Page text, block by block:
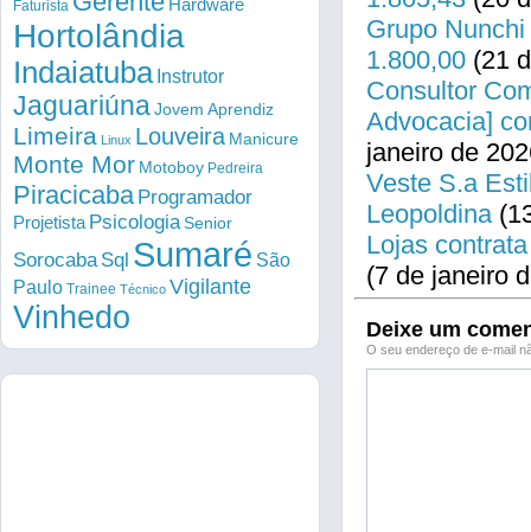
Grupo
1.800,00 (21
Consultor
Advocacia]
janeiro de
Veste S.a
Leopoldina
Lojas
(7 de janeiro
Deixe um
O seu endereço de e-mail
Faturista Hardware
Hortolândia
Indaiatuba Instrutor
Jaguariúna Jovem Aprendiz
Limeira Linux Louveira Manicure
Monte Mor Motoboy Pedreira
Piracicaba Programador
Projetista PsicologiaSenior
Sorocaba Sql Sumaré São
Paulo Trainee Técnico Vigilante
Vinhedo